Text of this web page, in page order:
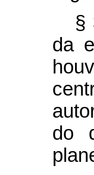
§
da
do